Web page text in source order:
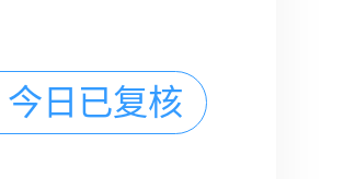
今日已复核